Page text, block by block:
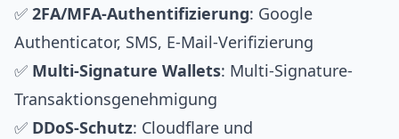
✅ 2FA/MFA-Authentifizierung: Google
Authenticator, SMS, E-Mail-Verifizierung
✅ Multi-Signature Wallets: Multi-Signature-
Transaktionsgenehmigung
✅ DDoS-Schutz: Cloudflare und